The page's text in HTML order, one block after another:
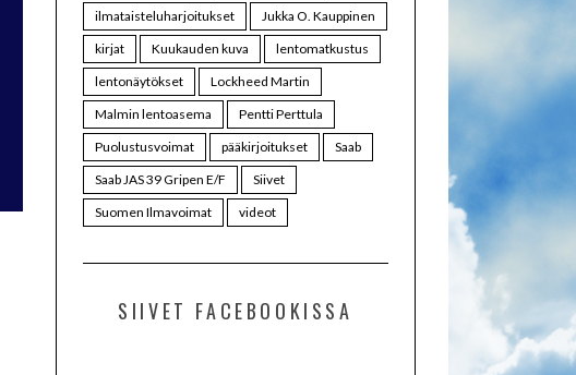
ilmataisteluharjoitukset
Jukka O. Kauppinen
kirjat
Kuukauden kuva
lentomatkustus
lentonäytökset
Lockheed Martin
Malmin lentoasema
Pentti Perttula
Puolustusvoimat
pääkirjoitukset
Saab
Saab JAS 39 Gripen E/F
Siivet
Suomen Ilmavoimat
videot
SIIVET FACEBOOKISSA